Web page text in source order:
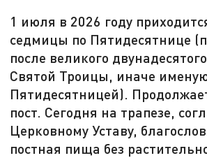
1 июля в 2026 году
седмицы по Пятидесятнице
после великого
Святой Троицы, иначе
Пятидесятницей).
пост. Сегодня на трапезе,
Церковному Уставу,
постная пища без